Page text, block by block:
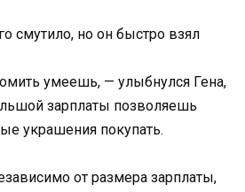
смутило, но он быстро взял
умеешь, — улыбнулся Гена,
зарплаты позволяешь
украшения покупать.
от размера зарплаты,